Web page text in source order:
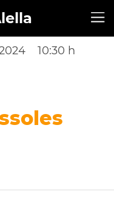
10:30 h